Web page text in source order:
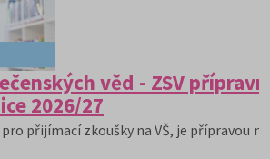
věd - ZSV
2026/27
přijímací zkoušky na VŠ, je přípravou